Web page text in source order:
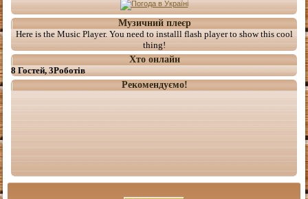
Музичний плеєр
Here is the Music Player. You need to installl flash player to show this cool
thing!
Хто онлайн
8 Гостей, 3Роботів
Рекомендуємо!